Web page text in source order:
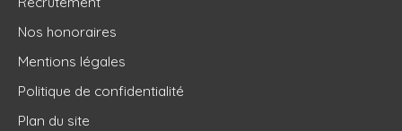
Nos honoraires
Mentions légales
Politique de confidentialité
Plan du site